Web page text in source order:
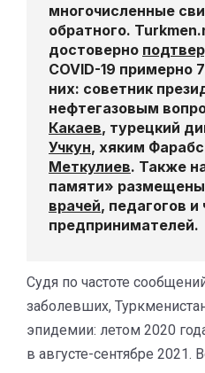
многочисленные
обратного.
достоверно
COVID-19 примерно
них: советник
нефтегазовым
Какаев, турецкий
Учкун, хяким
Меткулиев. Также
памяти»
врачей, педагогов и
предпринимателей.
Судя по частоте
заболевших,
эпидемии: летом 2020
в августе-сентябре 2021.